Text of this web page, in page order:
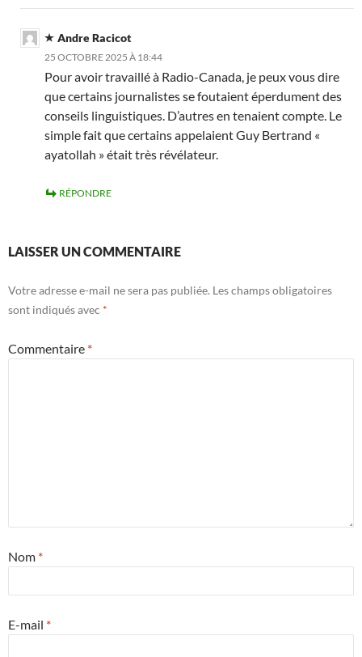
Andre Racicot
25 OCTOBRE 2025 À 18:44
Pour avoir travaillé à Radio-Canada, je peux vous dire
que certains journalistes se foutaient éperdument des
conseils linguistiques. D’autres en tenaient compte. Le
simple fait que certains appelaient Guy Bertrand «
ayatollah » était très révélateur.
RÉPONDRE
LAISSER UN COMMENTAIRE
Votre adresse e-mail ne sera pas publiée. Les champs obligatoires
sont indiqués avec *
Commentaire *
Nom *
E-mail *